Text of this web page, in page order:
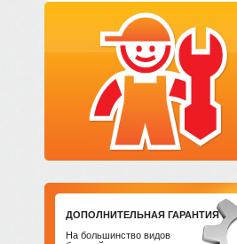
ДОПОЛНИТЕЛЬНАЯ ГАРАНТИЯ
На большинство видов